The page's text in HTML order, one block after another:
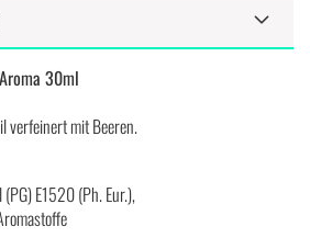
30ml
verfeinert mit Beeren.
E1520 (Ph. Eur.),